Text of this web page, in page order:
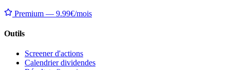
Premium — 9.99€/mois
Outils
Screener d'actions
Calendrier dividendes